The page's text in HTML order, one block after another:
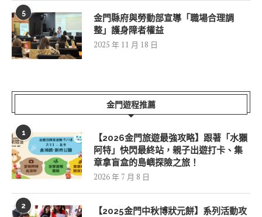
5
金門縣府與勞動部宣導「職場合理調
整」護身障者權益
2025 年 11 月 18 日
金門遊程推薦
1
【2026金門旅遊最強攻略】跟著「水獺
阿特」快閃最終站，親子出遊打卡、集
章拿盲盒的島嶼探險之旅！
2026 年 7 月 8 日
2
【2025金門中秋博狀元餅】系列活動攻